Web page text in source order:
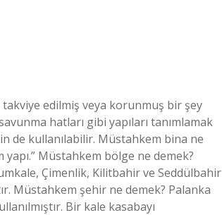
edilmiş veya korunmuş bir şey
hatları gibi yapıları tanımlamak
de kullanılabilir. Müstahkem bina ne
yapı.” Müstahkem bölge ne demek?
Çimenlik, Kilitbahir ve Seddülbahir
Müstahkem şehir ne demek? Palanka
Bir kale kasabayı